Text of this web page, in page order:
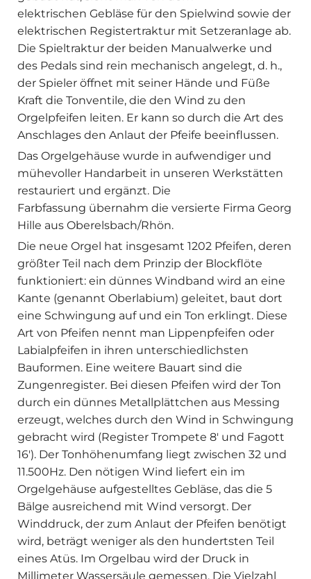
elektrischen Gebläse für den Spielwind sowie der
elektrischen Registertraktur mit Setzeranlage ab.
Die Spieltraktur der beiden Manualwerke und
des Pedals sind rein mechanisch angelegt, d. h.,
der Spieler öffnet mit seiner Hände und Füße
Kraft die Tonventile, die den Wind zu den
Orgelpfeifen leiten. Er kann so durch die Art des
Anschlages den Anlaut der Pfeife beeinflussen.
Das Orgelgehäuse wurde in aufwendiger und
mühevoller Handarbeit in unseren Werkstätten
restauriert und ergänzt. Die
Farbfassung übernahm die versierte Firma Georg
Hille aus Oberelsbach/Rhön.
Die neue Orgel hat insgesamt 1202 Pfeifen, deren
größter Teil nach dem Prinzip der Blockflöte
funktioniert: ein dünnes Windband wird an eine
Kante (genannt Oberlabium) geleitet, baut dort
eine Schwingung auf und ein Ton erklingt. Diese
Art von Pfeifen nennt man Lippenpfeifen oder
Labialpfeifen in ihren unterschiedlichsten
Bauformen. Eine weitere Bauart sind die
Zungenregister. Bei diesen Pfeifen wird der Ton
durch ein dünnes Metallplättchen aus Messing
erzeugt, welches durch den Wind in Schwingung
gebracht wird (Register Trompete 8′ und Fagott
16′). Der Tonhöhenumfang liegt zwischen 32 und
11.500Hz. Den nötigen Wind liefert ein im
Orgelgehäuse aufgestelltes Gebläse, das die 5
Bälge ausreichend mit Wind versorgt. Der
Winddruck, der zum Anlaut der Pfeifen benötigt
wird, beträgt weniger als den hundertsten Teil
eines Atüs. Im Orgelbau wird der Druck in
Millimeter Wassersäule gemessen. Die Vielzahl